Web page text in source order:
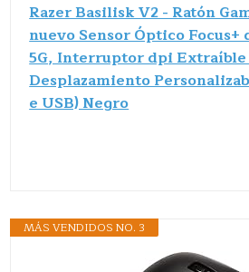
Razer Basilisk V2 - Ratón
nuevo Sensor Óptico
5G, Interruptor dpi Extraíble
Desplazamiento
e USB) Negro
MÁS VENDIDOS NO. 3